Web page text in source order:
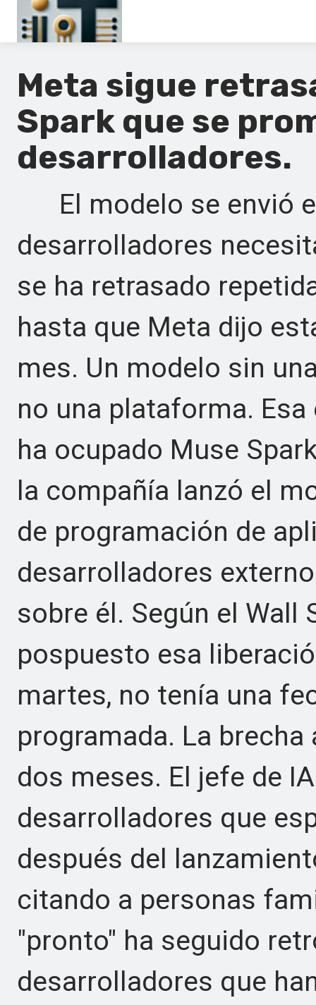
En
Es
Ru
Meta sigue
Spark que se
desarrolladores.
El modelo se envió
desarrolladores
se ha retrasado
hasta que Meta dijo
mes. Un modelo sin
no una plataforma.
ha ocupado Muse
la compañía lanzó el
de programación de
desarrolladores
sobre él. Según el Wall
pospuesto esa
martes, no tenía una
programada. La
dos meses. El jefe de
desarrolladores que
después del
citando a personas
"pronto" ha seguido
desarrolladores que